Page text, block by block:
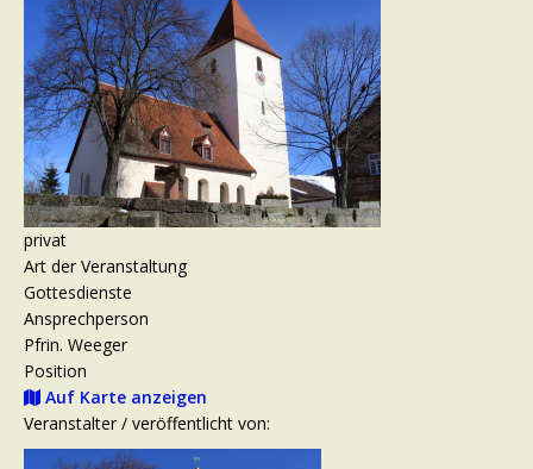
privat
Art der Veranstaltung
Gottesdienste
Ansprechperson
Pfrin. Weeger
Position
Auf Karte anzeigen
Veranstalter / veröffentlicht von: